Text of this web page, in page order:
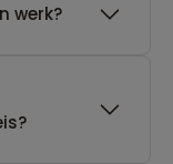
werk?